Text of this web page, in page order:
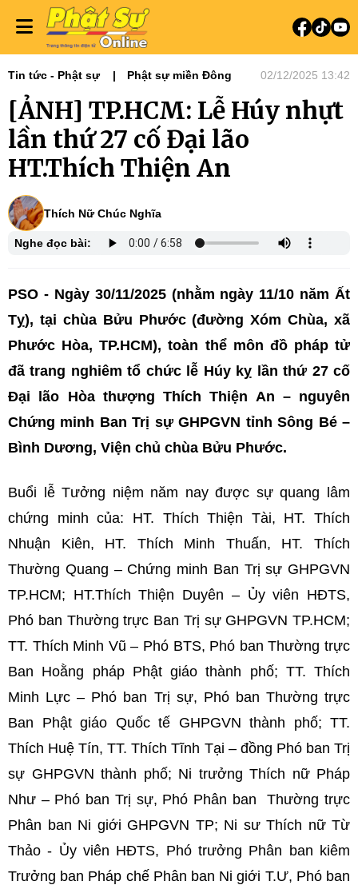
Tin tức - Phật sự Phật sự miền Đông 02/12/2025 13:42
[ẢNH] TP.HCM: Lễ Húy nhựt
lần thứ 27 cố Đại lão
HT.Thích Thiện An
Thích Nữ Chúc Nghĩa
Nghe đọc bài:
PSO - Ngày 30/11/2025 (nhằm ngày 11/10 năm Ất
Tỵ), tại chùa Bửu Phước (đường Xóm Chùa, xã
Phước Hòa, TP.HCM), toàn thể môn đồ pháp tử
đã trang nghiêm tổ chức lễ Húy kỵ lần thứ 27 cố
Đại lão Hòa thượng Thích Thiện An – nguyên
Chứng minh Ban Trị sự GHPGVN tỉnh Sông Bé –
Bình Dương, Viện chủ chùa Bửu Phước.
Buổi lễ Tưởng niệm năm nay được sự quang lâm
chứng minh của: HT. Thích Thiện Tài, HT. Thích
Nhuận Kiên, HT. Thích Minh Thuấn, HT. Thích
Thường Quang – Chứng minh Ban Trị sự GHPGVN
TP.HCM; HT.Thích Thiện Duyên – Ủy viên HĐTS,
Phó ban Thường trực Ban Trị sự GHPGVN TP.HCM;
TT. Thích Minh Vũ – Phó BTS, Phó ban Thường trực
Ban Hoằng pháp Phật giáo thành phố; TT. Thích
Minh Lực – Phó ban Trị sự, Phó ban Thường trực
Ban Phật giáo Quốc tế GHPGVN thành phố; TT.
Thích Huệ Tín, TT. Thích Tĩnh Tại – đồng Phó ban Trị
sự GHPGVN thành phố; Ni trưởng Thích nữ Pháp
Như – Phó ban Trị sự, Phó Phân ban Thường trực
Phân ban Ni giới GHPGVN TP; Ni sư Thích nữ Từ
Thảo - Ủy viên HĐTS, Phó trưởng Phân ban kiêm
Trưởng ban Pháp chế Phân ban Ni giới T.Ư, Phó ban